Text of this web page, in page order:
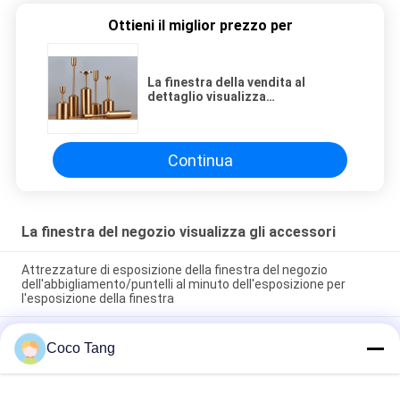
Ottieni il miglior prezzo per
La finestra della vendita al
dettaglio visualizza
Continua
La finestra del negozio visualizza gli accessori
Attrezzature di esposizione della finestra del negozio
dell'abbigliamento/puntelli al minuto dell'esposizione per
l'esposizione della finestra
Scultura della mobilia dell'esposizione del negozio
dell'abbigliamento di progettazione con superficie di
spruzzatura eccellente
Coco Tang